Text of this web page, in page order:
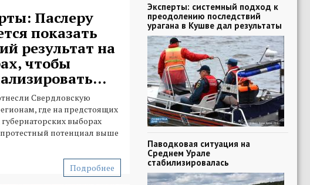
Паслеру
показать
результат на
чтобы
Свердловскую
где на предстоящих
выборах
потенциал выше
Подробнее
Эксперты: системный подход к
преодолению последствий
урагана в Кушве дал результаты
Паводковая ситуация на
Среднем Урале
стабилизировалась